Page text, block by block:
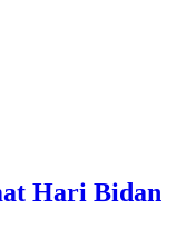
Hari Bidan